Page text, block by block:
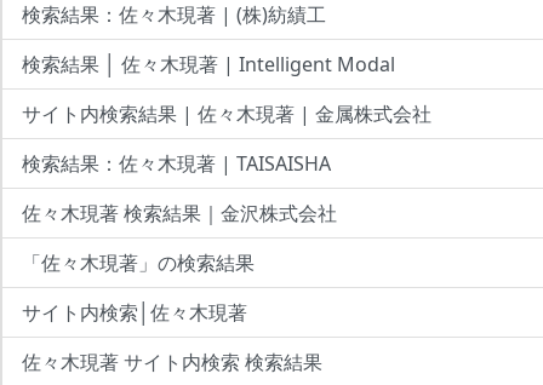
検索結果：佐々木現著 | (株)紡績工
検索結果 │ 佐々木現著 | Intelligent Modal
サイト内検索結果 | 佐々木現著 | 金属株式会社
検索結果：佐々木現著 | TAISAISHA
佐々木現著 検索結果｜金沢株式会社
「佐々木現著」の検索結果
サイト内検索│佐々木現著
佐々木現著 サイト内検索 検索結果